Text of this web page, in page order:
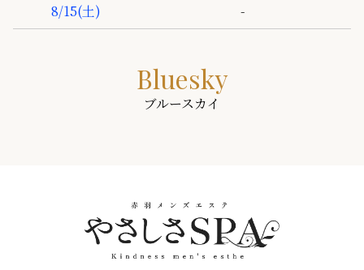
8/15(土) -
Bluesky
ブルースカイ